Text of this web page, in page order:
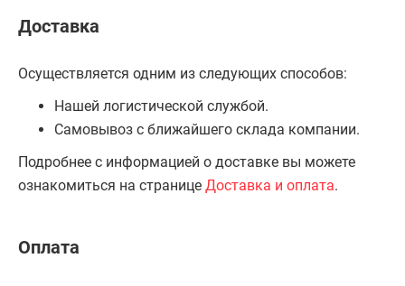
Доставка
Осуществляется одним из следующих способов:
Нашей логистической службой.
Самовывоз с ближайшего склада компании.
Подробнее с информацией о доставке вы можете
ознакомиться на странице Доставка и оплата.
Оплата